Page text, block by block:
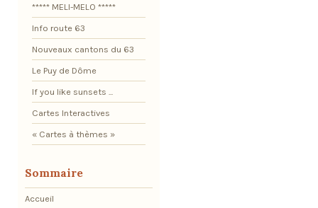
***** MELI-MELO *****
Info route 63
Nouveaux cantons du 63
Le Puy de Dôme
If you like sunsets ...
Cartes Interactives
« Cartes à thèmes »
Sommaire
Accueil